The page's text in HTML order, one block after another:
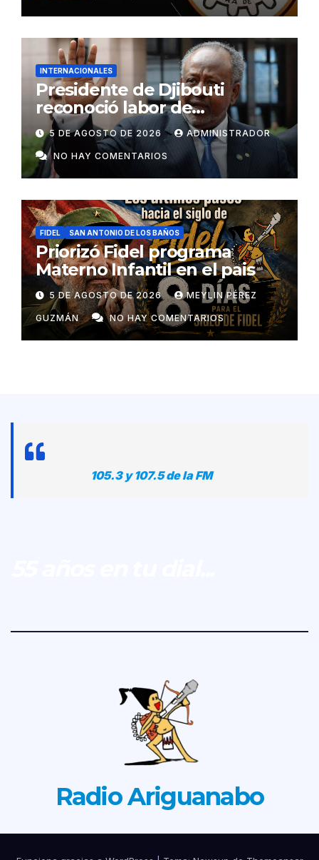
INTERNACIONALES
Presidente de Djibouti
reconoció labor de
colaboradores de Cuba
5 DE AGOSTO DE 2026 ADMINISTRADOR
NO HAY COMENTARIOS
FIDEL SAN ANTONIO DE LOS BAÑOS
Priorizó Fidel programa
Materno Infantil en el pais
5 DE AGOSTO DE 2026 MEYLIN PÉREZ
GUZMÁN NO HAY COMENTARIOS
105.3 y 107.5 de la FM
Radio Ariguanabo